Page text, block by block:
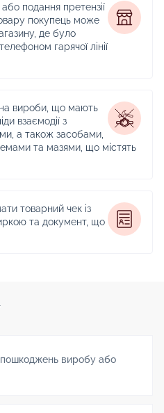
подання претензії
покупець може
де було
гарячої лінії
вироби, що мають
взаємодії з
а також засобами,
та мазями, що містять
товарний чек із
та документ, що
пошкоджень виробу або